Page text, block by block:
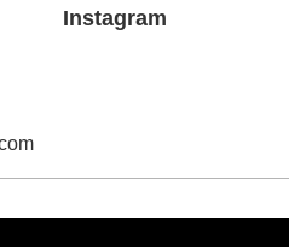
Instagram